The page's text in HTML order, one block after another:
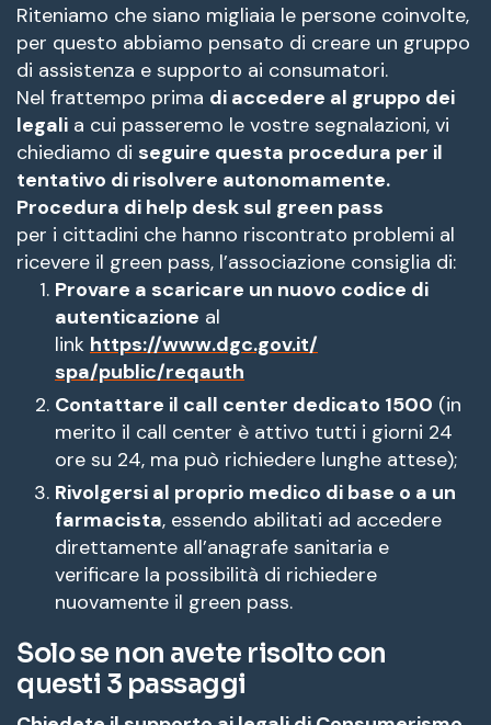
Riteniamo che siano migliaia le persone coinvolte,
per questo abbiamo pensato di creare un gruppo
di assistenza e supporto ai consumatori.
Nel frattempo prima di accedere al gruppo dei
legali a cui passeremo le vostre segnalazioni, vi
chiediamo di seguire questa procedura per il
tentativo di risolvere autonomamente.
Procedura di help desk sul green pass
per i cittadini che hanno riscontrato problemi al
ricevere il green pass, l’associazione consiglia di:
Provare a scaricare un nuovo codice di
autenticazione al
link https://www.dgc.gov.it/
spa/public/reqauth
Contattare il call center dedicato 1500 (in
merito il call center è attivo tutti i giorni 24
ore su 24, ma può richiedere lunghe attese);
Rivolgersi al proprio medico di base o a un
farmacista, essendo abilitati ad accedere
direttamente all’anagrafe sanitaria e
verificare la possibilità di richiedere
nuovamente il green pass.
Solo se non avete risolto con
questi 3 passaggi